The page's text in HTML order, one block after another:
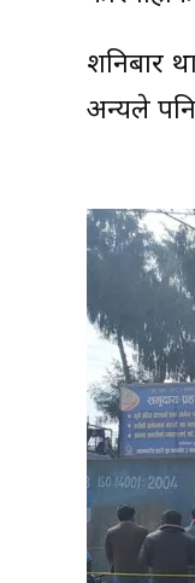
शनिबार
अन्यले